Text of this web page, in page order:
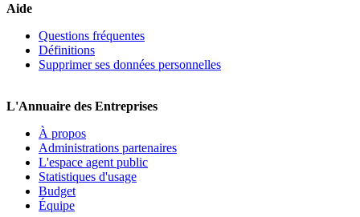
Aide
Questions fréquentes
Définitions
Supprimer ses données personnelles
L'Annuaire des Entreprises
À propos
Administrations partenaires
L'espace agent public
Statistiques d'usage
Budget
Équipe